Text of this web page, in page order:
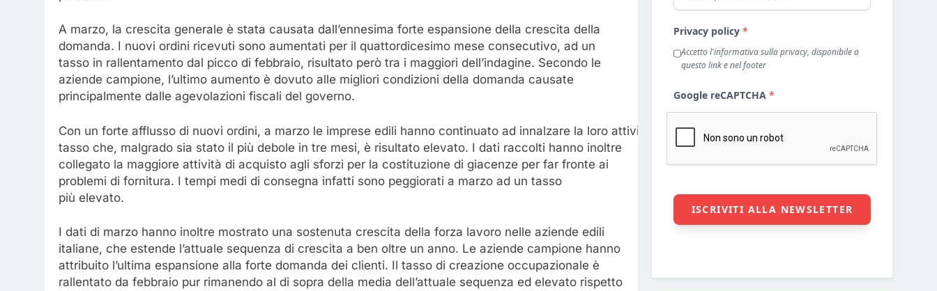
A marzo, la crescita generale è stata causata dall’ennesima forte espansione della crescita della
domanda. I nuovi ordini ricevuti sono aumentati per il quattordicesimo mese consecutivo, ad un
tasso in rallentamento dal picco di febbraio, risultato però tra i maggiori dell’indagine. Secondo le
aziende campione, l’ultimo aumento è dovuto alle migliori condizioni della domanda causate
principalmente dalle agevolazioni fiscali del governo.
Con un forte afflusso di nuovi ordini, a marzo le imprese edili hanno continuato ad innalzare la loro attività di acquisto ad un
tasso che, malgrado sia stato il più debole in tre mesi, è risultato elevato. I dati raccolti hanno inoltre
collegato la maggiore attività di acquisto agli sforzi per la costituzione di giacenze per far fronte ai
problemi di fornitura. I tempi medi di consegna infatti sono peggiorati a marzo ad un tasso
più elevato.
I dati di marzo hanno inoltre mostrato una sostenuta crescita della forza lavoro nelle aziende edili
italiane, che estende l’attuale sequenza di crescita a ben oltre un anno. Le aziende campione hanno
attribuito l’ultima espansione alla forte domanda dei clienti. Il tasso di creazione occupazionale è
rallentato da febbraio pur rimanendo al di sopra della media dell’attuale sequenza ed elevato rispetto